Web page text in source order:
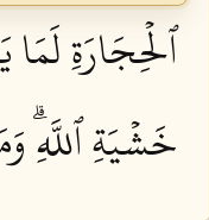
ٱلۡحِجَارَةِ
خَشۡيَةِ ٱللَّهِۗ